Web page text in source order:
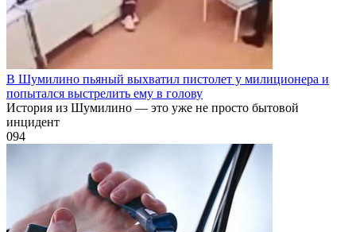
В Шумилино пьяный выхватил пистолет у милиционера и
попытался выстрелить ему в голову
История из Шумилино — это уже не просто бытовой
инцидент
094